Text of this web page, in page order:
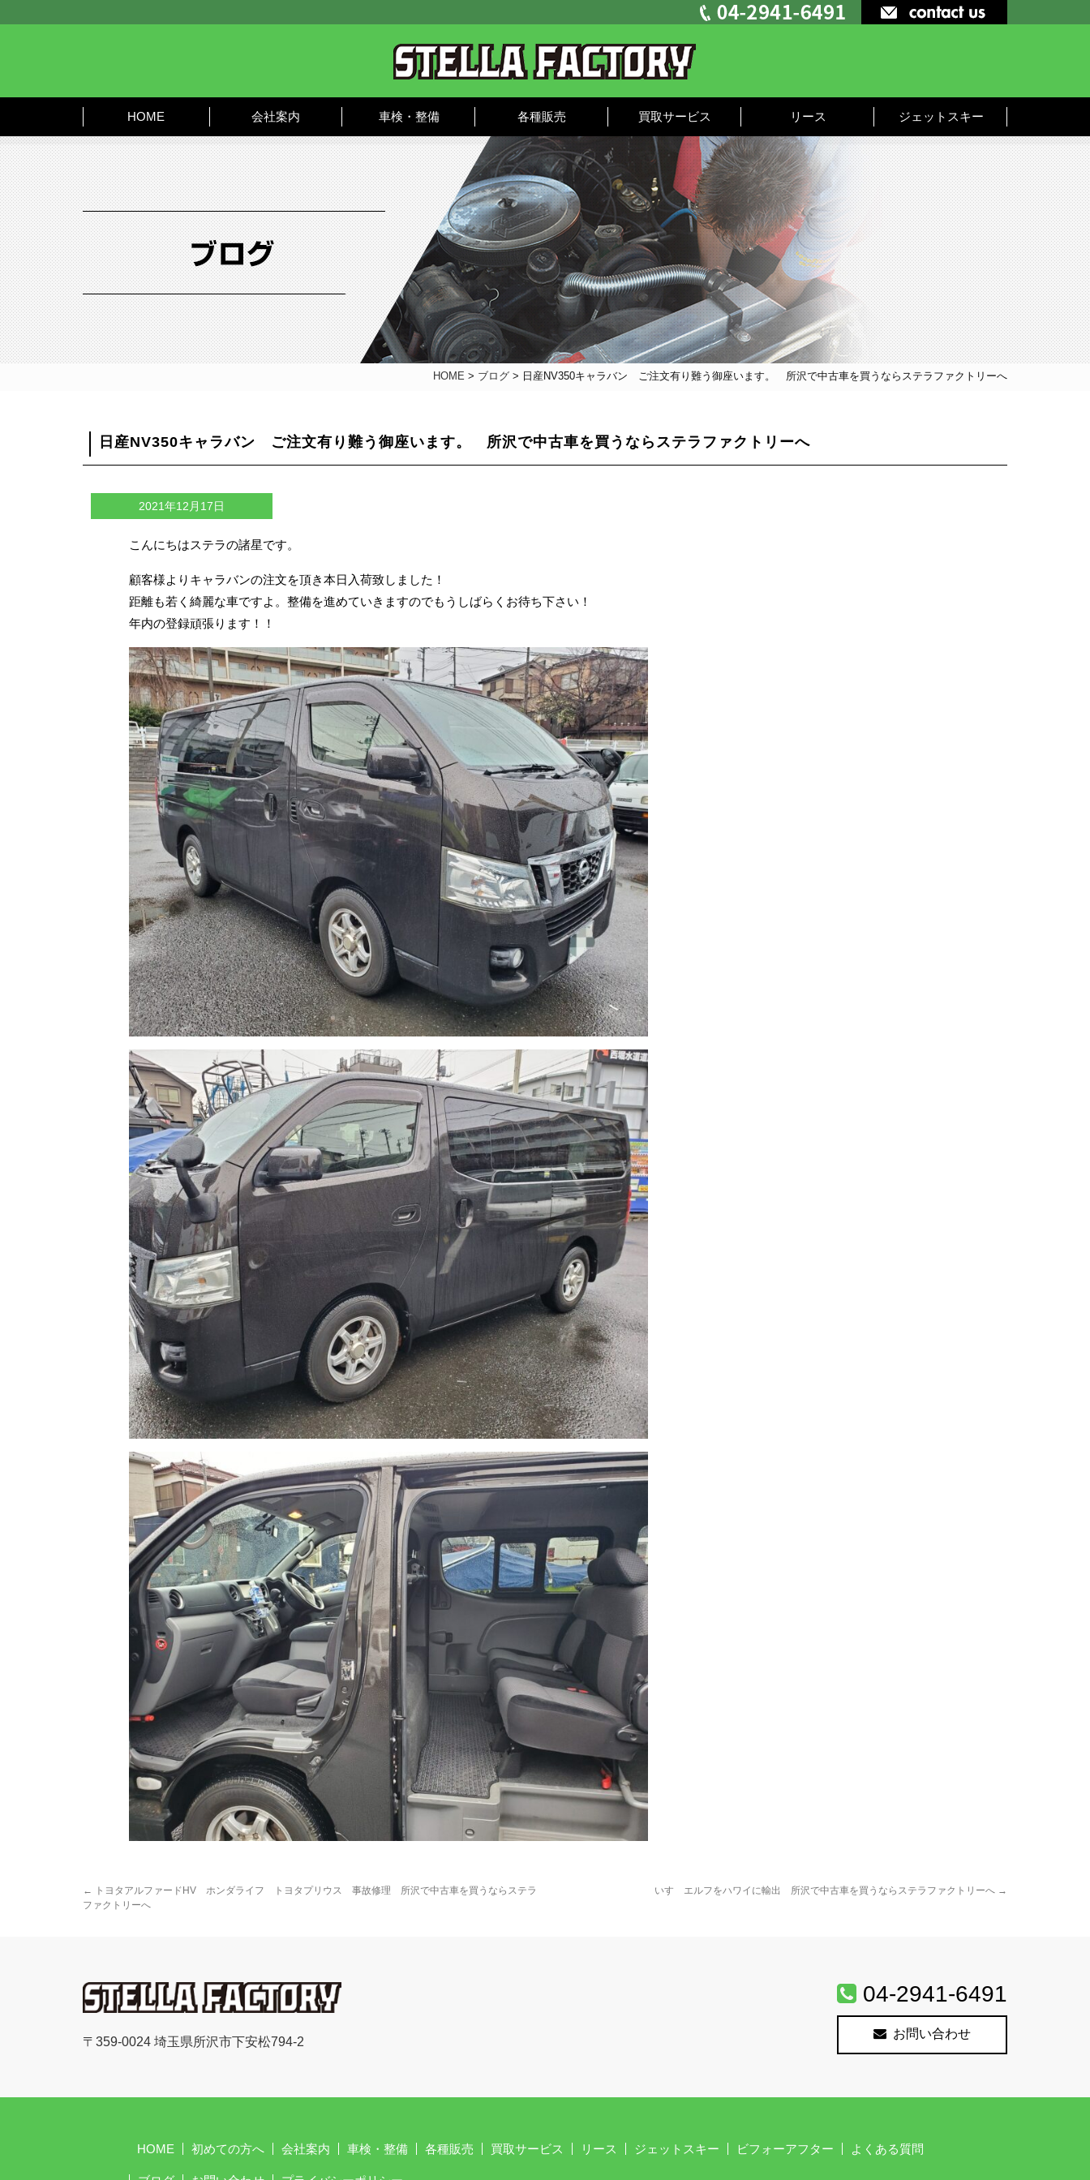
HOME 会社案内 車検・整備 各種販売 買取サービス リース ジェットスキー
HOME > ブログ > 日産NV350キャラバン ご注文有り難う御座います。 所沢で中古車を買うならステラファクトリーへ
日産NV350キャラバン ご注文有り難う御座います。 所沢で中古車を買うならステラファクトリーへ
2021年12月17日
こんにちはステラの諸星です。
顧客様よりキャラバンの注文を頂き本日入荷致しました！
距離も若く綺麗な車ですよ。整備を進めていきますのでもうしばらくお待ち下さい！
年内の登録頑張ります！！
←
トヨタアルファードHV ホンダライフ トヨタプリウス 事故修理 所沢で中古車を買うならステラ
ファクトリーへ
いすゞエルフをハワイに輸出 所沢で中古車を買うならステラファクトリーへ →
〒359-0024 埼玉県所沢市下安松794-2
04-2941-6491
お問い合わせ
HOME 初めての方へ 会社案内 車検・整備 各種販売 買取サービス リース ジェットスキー ビフォーアフター よくある質問